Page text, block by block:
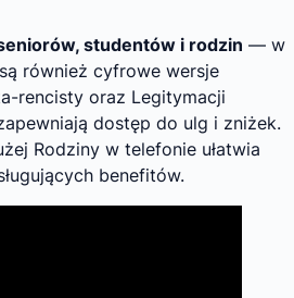
studentów i rodzin — w
również cyfrowe wersje
rencisty oraz Legitymacji
dostęp do ulg i zniżek.
Rodziny w telefonie ułatwia
benefitów.